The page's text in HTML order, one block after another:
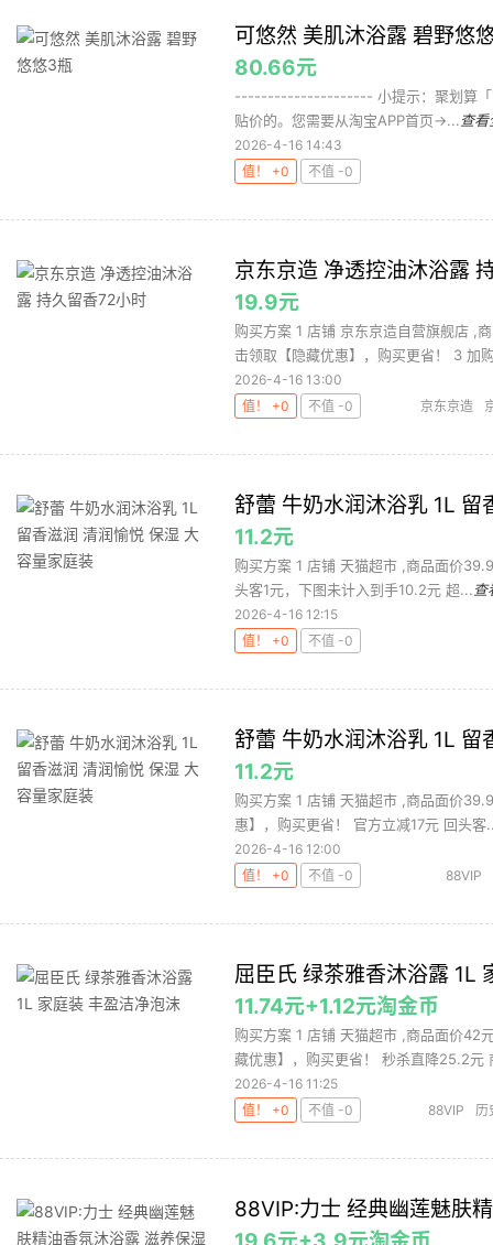
可悠然 美肌沐浴露 碧野悠
80.66元
--------------------- 小提示：聚划算「百
贴价的。您需要从淘宝APP首页->... 查看
2026-4-16 14:43
值！ +0
不值 -0
京东京造 净透控油沐浴露
19.9元
购买方案 1 店铺 京东京造自营旗舰店 ,
击领取【隐藏优惠】，购买更省！ 3 加
2026-4-16 13:00
值！ +0
不值 -0 京东京造
舒蕾 牛奶水润沐浴乳 1L
11.2元
购买方案 1 店铺 天猫超市 ,商品面价
头客1元，下图未计入到手10.2元 超... 查
2026-4-16 12:15
值！ +0
不值 -0
舒蕾 牛奶水润沐浴乳 1L
11.2元
购买方案 1 店铺 天猫超市 ,商品面价
惠】，购买更省！ 官方立减17元 回头客
2026-4-16 12:00
值！ +0
不值 -0 88VIP
屈臣氏 绿茶雅香沐浴露 1L
11.74元+1.12元淘金币
购买方案 1 店铺 天猫超市 ,商品面价42
藏优惠】，购买更省！ 秒杀直降25.2元
2026-4-16 11:25
值！ +0
不值 -0 88VIP 历
88VIP:力士 经典幽莲魅肤